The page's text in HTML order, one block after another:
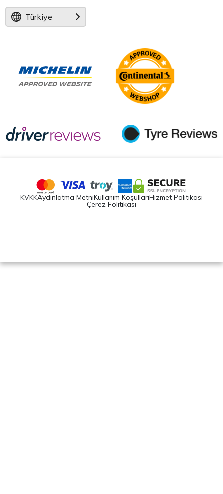
Türkiye
KVKKAydınlatma MetniKullanım KoşullarıHizmet Politikası
Çerez Politikası